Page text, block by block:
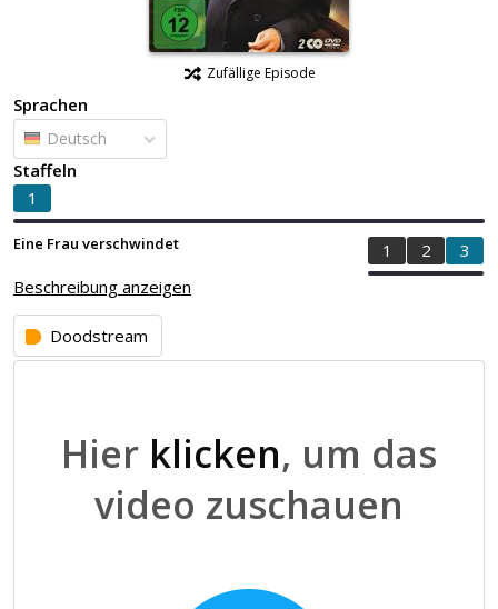
Zufällige Episode
Sprachen
Deutsch
Staffeln
1
Eine Frau verschwindet 1 2
3
Beschreibung anzeigen
Doodstream
Hier klicken, um das
video zuschauen